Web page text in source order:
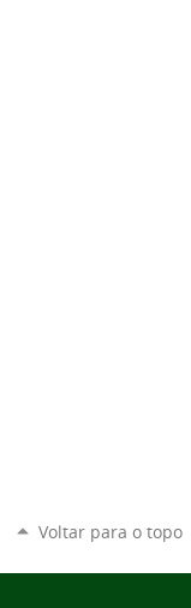
Voltar para o topo